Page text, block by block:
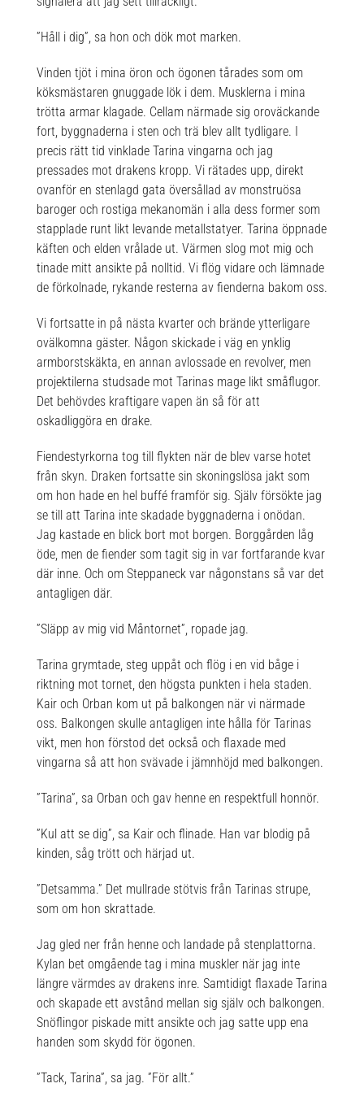
”Håll i dig”, sa hon och dök mot marken.
Vinden tjöt i mina öron och ögonen tårades som om
köksmästaren gnuggade lök i dem. Musklerna i mina
trötta armar klagade. Cellam närmade sig oroväckande
fort, byggnaderna i sten och trä blev allt tydligare. I
precis rätt tid vinklade Tarina vingarna och jag
pressades mot drakens kropp. Vi rätades upp, direkt
ovanför en stenlagd gata översållad av monstruösa
baroger och rostiga mekanomän i alla dess former som
stapplade runt likt levande metallstatyer. Tarina öppnade
käften och elden vrålade ut. Värmen slog mot mig och
tinade mitt ansikte på nolltid. Vi flög vidare och lämnade
de förkolnade, rykande resterna av fienderna bakom oss.
Vi fortsatte in på nästa kvarter och brände ytterligare
ovälkomna gäster. Någon skickade i väg en ynklig
armborstskäkta, en annan avlossade en revolver, men
projektilerna studsade mot Tarinas mage likt småflugor.
Det behövdes kraftigare vapen än så för att
oskadliggöra en drake.
Fiendestyrkorna tog till flykten när de blev varse hotet
från skyn. Draken fortsatte sin skoningslösa jakt som
om hon hade en hel buffé framför sig. Själv försökte jag
se till att Tarina inte skadade byggnaderna i onödan.
Jag kastade en blick bort mot borgen. Borggården låg
öde, men de fiender som tagit sig in var fortfarande kvar
där inne. Och om Steppaneck var någonstans så var det
antagligen där.
”Släpp av mig vid Måntornet”, ropade jag.
Tarina grymtade, steg uppåt och flög i en vid båge i
riktning mot tornet, den högsta punkten i hela staden.
Kair och Orban kom ut på balkongen när vi närmade
oss. Balkongen skulle antagligen inte hålla för Tarinas
vikt, men hon förstod det också och flaxade med
vingarna så att hon svävade i jämnhöjd med balkongen.
”Tarina”, sa Orban och gav henne en respektfull honnör.
”Kul att se dig”, sa Kair och flinade. Han var blodig på
kinden, såg trött och härjad ut.
”Detsamma.” Det mullrade stötvis från Tarinas strupe,
som om hon skrattade.
Jag gled ner från henne och landade på stenplattorna.
Kylan bet omgående tag i mina muskler när jag inte
längre värmdes av drakens inre. Samtidigt flaxade Tarina
och skapade ett avstånd mellan sig själv och balkongen.
Snöflingor piskade mitt ansikte och jag satte upp ena
handen som skydd för ögonen.
”Tack, Tarina”, sa jag. ”För allt.”